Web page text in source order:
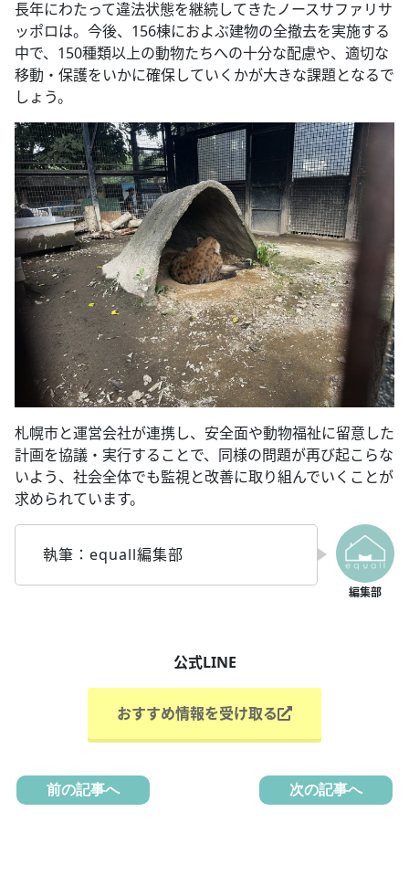
長年にわたって違法状態を継続してきたノースサファリサ
ッポロは。今後、156棟におよぶ建物の全撤去を実施する
中で、150種類以上の動物たちへの十分な配慮や、適切な
移動・保護をいかに確保していくかが大きな課題となるで
しょう。
札幌市と運営会社が連携し、安全面や動物福祉に留意した
計画を協議・実行することで、同様の問題が再び起こらな
いよう、社会全体でも監視と改善に取り組んでいくことが
求められています。
執筆：equall編集部
公式LINE
おすすめ情報を受け取る
前の記事へ 次の記事へ